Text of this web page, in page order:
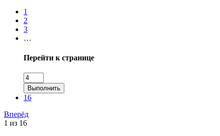
1
2
3
…
Перейти к странице
Выполнить
16
Вперёд
1 из 16